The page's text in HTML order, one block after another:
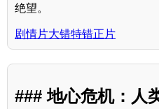
绝望。
剧情片大错特错正片
### 地心危机：人